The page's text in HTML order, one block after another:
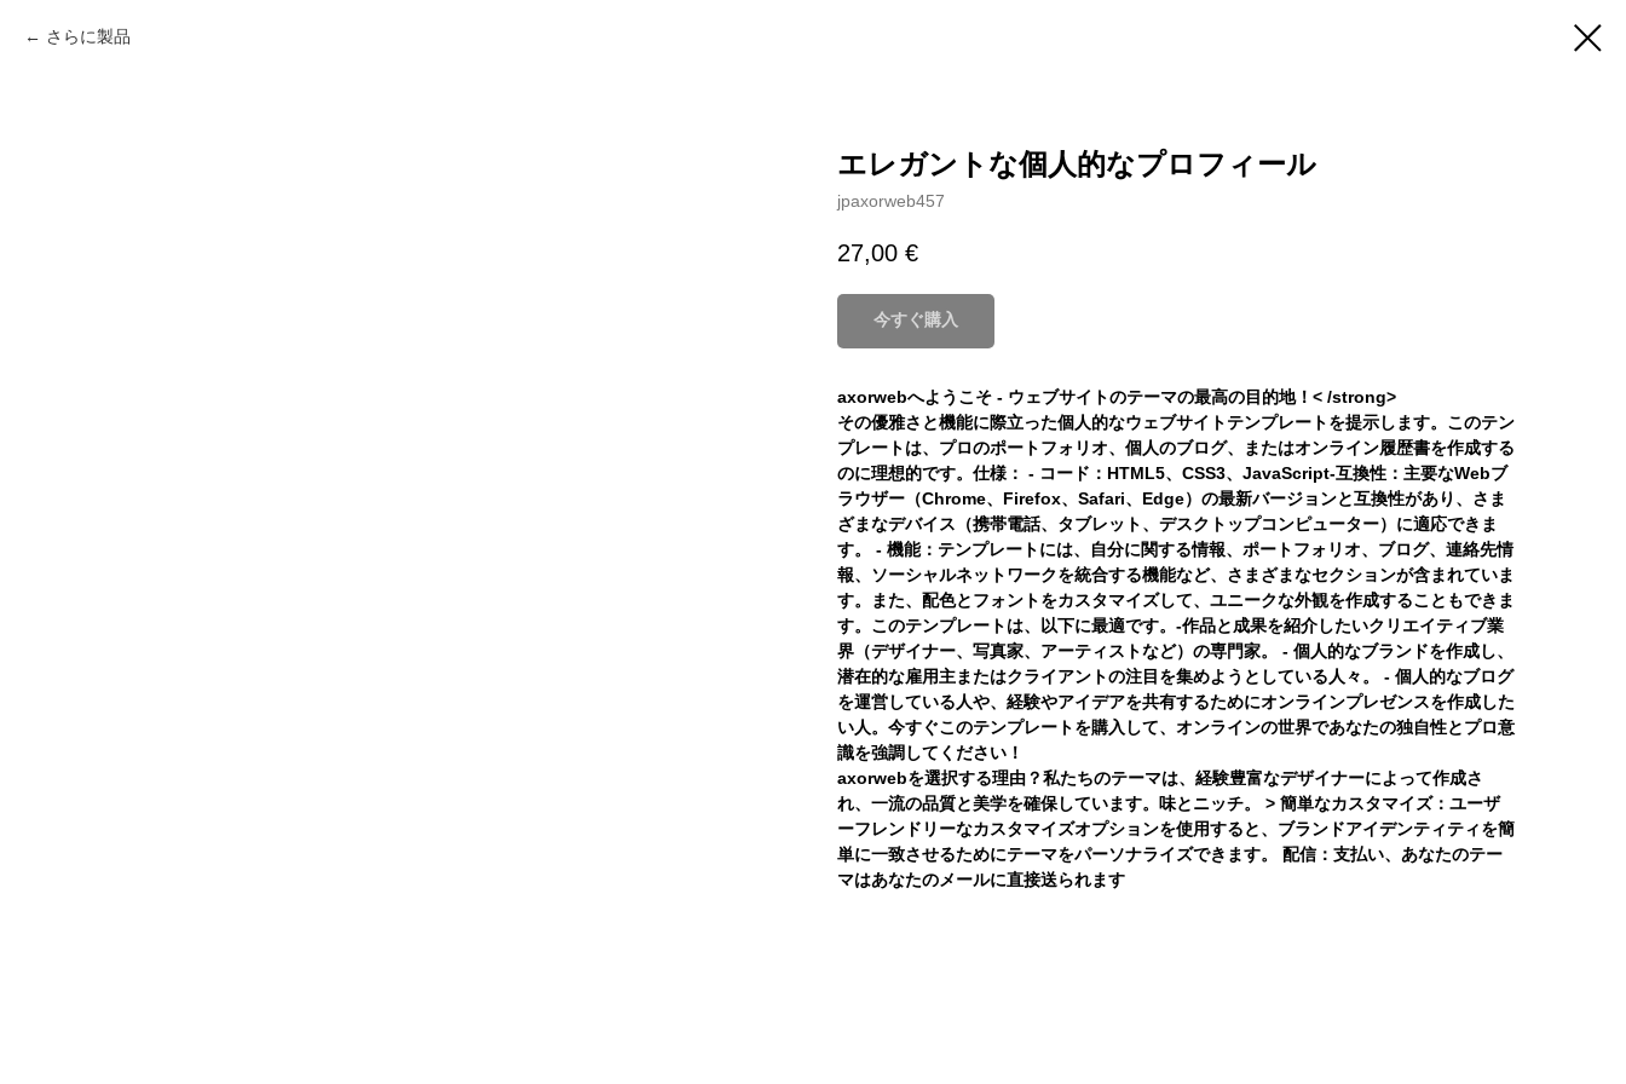
さらに製品
エレガントな個人的なプロフィール
jpaxorweb457
27,00 €
今すぐ購入
axorwebへようこそ - ウェブサイトのテーマの最高の目的地！< /strong>
その優雅さと機能に際立った個人的なウェブサイトテンプレートを提示します。このテン
プレートは、プロのポートフォリオ、個人のブログ、またはオンライン履歴書を作成する
のに理想的です。仕様： - コード：HTML5、CSS3、JavaScript-互換性：主要なWebブ
ラウザー（Chrome、Firefox、Safari、Edge）の最新バージョンと互換性があり、さま
ざまなデバイス（携帯電話、タブレット、デスクトップコンピューター）に適応できま
す。 - 機能：テンプレートには、自分に関する情報、ポートフォリオ、ブログ、連絡先情
報、ソーシャルネットワークを統合する機能など、さまざまなセクションが含まれていま
す。また、配色とフォントをカスタマイズして、ユニークな外観を作成することもできま
す。このテンプレートは、以下に最適です。-作品と成果を紹介したいクリエイティブ業
界（デザイナー、写真家、アーティストなど）の専門家。 - 個人的なブランドを作成し、
潜在的な雇用主またはクライアントの注目を集めようとしている人々。 - 個人的なブログ
を運営している人や、経験やアイデアを共有するためにオンラインプレゼンスを作成した
い人。今すぐこのテンプレートを購入して、オンラインの世界であなたの独自性とプロ意
識を強調してください！
axorwebを選択する理由？私たちのテーマは、経験豊富なデザイナーによって作成さ
れ、一流の品質と美学を確保しています。味とニッチ。 > 簡単なカスタマイズ： ユーザ
ーフレンドリーなカスタマイズオプションを使用すると、ブランドアイデンティティを簡
単に一致させるためにテーマをパーソナライズできます。 配信： 支払い、あなたのテー
マはあなたのメールに直接送られます